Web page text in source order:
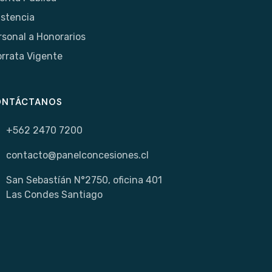
a Honorarios
Vigente
+562 2470 7200
contacto@panelconcesiones.cl
San Sebastíán N°2750, oficina 401
Las Condes Santiago